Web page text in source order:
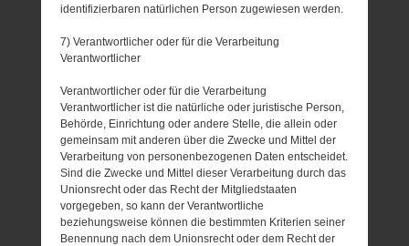
identifizierbaren natürlichen Person zugewiesen werden.
7) Verantwortlicher oder für die Verarbeitung
Verantwortlicher
Verantwortlicher oder für die Verarbeitung
Verantwortlicher ist die natürliche oder juristische Person,
Behörde, Einrichtung oder andere Stelle, die allein oder
gemeinsam mit anderen über die Zwecke und Mittel der
Verarbeitung von personenbezogenen Daten entscheidet.
Sind die Zwecke und Mittel dieser Verarbeitung durch das
Unionsrecht oder das Recht der Mitgliedstaaten
vorgegeben, so kann der Verantwortliche
beziehungsweise können die bestimmten Kriterien seiner
Benennung nach dem Unionsrecht oder dem Recht der